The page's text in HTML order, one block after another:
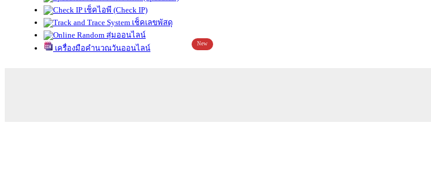
เช็คไอพี (Check IP)
เช็คเลขพัสดุ
สุ่มออนไลน์
เครื่องมือคำนวณวันออนไลน์
New